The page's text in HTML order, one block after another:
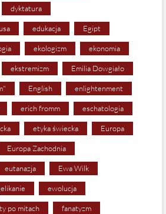
dyktatura
edukacja Egipt
ekologizm ekonomia
ekstremizm Emilia Dowgiało
English enlightenment
erich fromm eschatologia
etyka świecka Europa
Europa Zachodnia
eutanazja Ewa Wilk
ewolucja
po mitach fanatyzm